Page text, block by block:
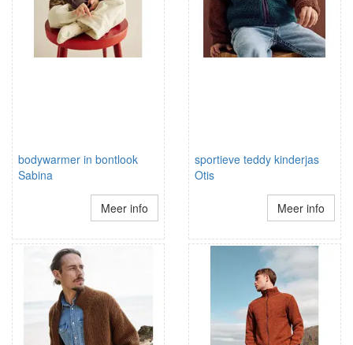
bodywarmer in bontlook
Sabina
Meer info
sportieve teddy kinderjas
Otis
Meer info